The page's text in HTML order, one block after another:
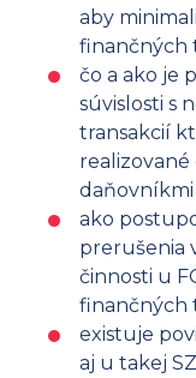
aby
finančných
čo a ako je
súvislosti s
transakcií
realizované
daňovníkmi
ako
prerušenia
činnosti u
finančných
existuje
aj u takej